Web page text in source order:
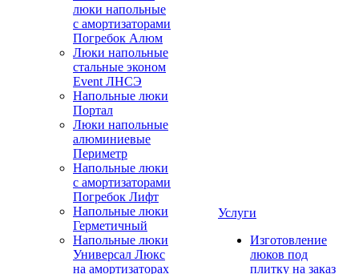
люки напольные
с амортизаторами
Погребок Алюм
Люки напольные
стальные эконом
Event ЛНСЭ
Напольные люки
Портал
Люки напольные
алюминиевые
Периметр
Напольные люки
с амортизаторами
Погребок Лифт
Напольные люки
Герметичный
Напольные люки
Универсал Люкс
на амортизаторах
Услуги
Изготовление
люков под
плитку на заказ